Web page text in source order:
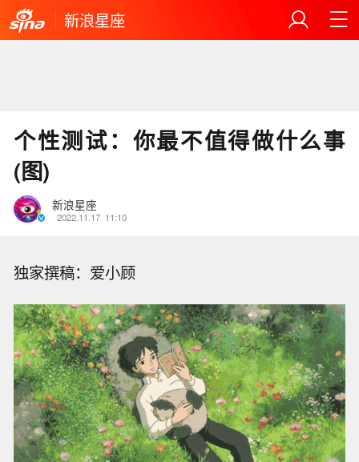
新浪星座
个性测试：你最不值得做什么事
(图)
新浪星座
2022.11.17 11:10
独家撰稿：爱小顾